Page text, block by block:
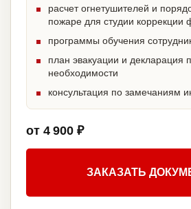
расчет огнетушителей и
пожаре для студии коррекции
программы обучения
план эвакуации и декларация
необходимости
консультация по замечаниям
от 4 900 ₽
ЗАКАЗАТЬ